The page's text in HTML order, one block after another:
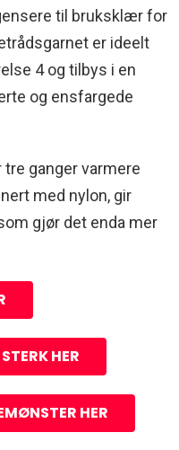
til bruksklær for
er ideelt
4 og tilbys i en
og ensfargede
tre ganger varmere
med nylon, gir
gjør det enda mer
HER
HER